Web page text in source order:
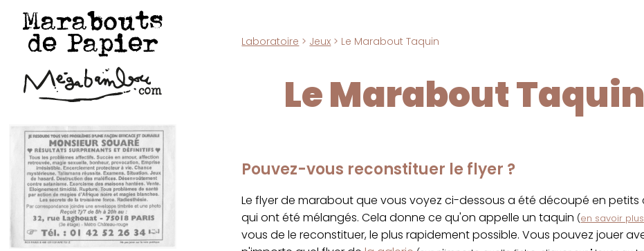
Marabouts
de Papier Laboratoire > Jeux > Le Marabout Taquin
Le Marabout Taquin
Pouvez-vous reconstituer le flyer ?
Le flyer de marabout que vous voyez ci-dessous a été découpé en petits
qui ont été mélangés. Cela donne ce qu'on appelle un taquin (en savoir
vous de le reconstituer, le plus rapidement possible. Vous pouvez jouer